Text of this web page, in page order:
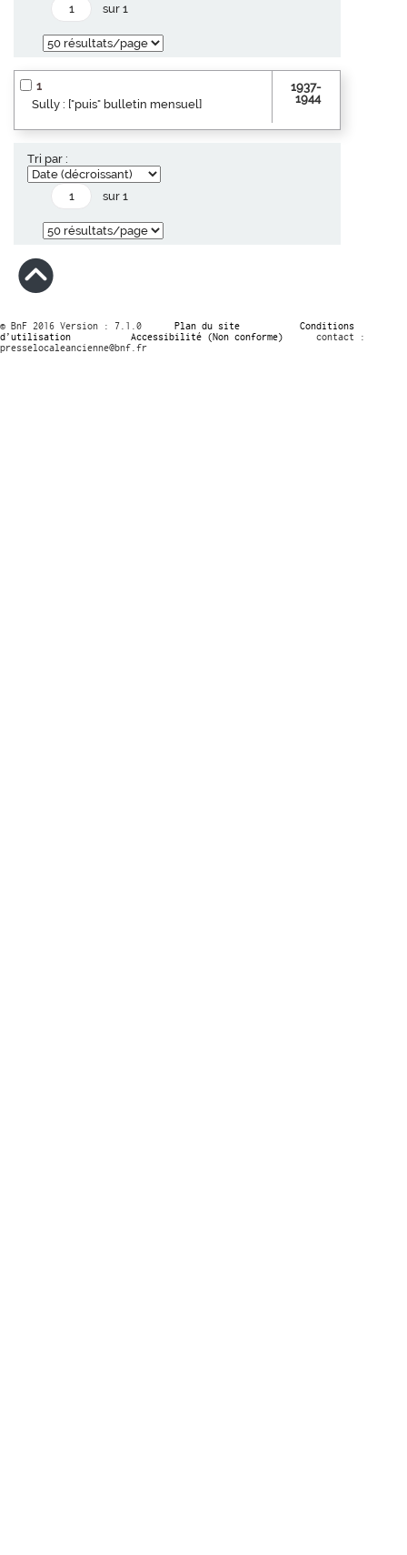
sur 1
1
Sully : ["puis" bulletin mensuel]
1937-
1944
Tri par :
sur 1
© BnF 2016 Version : 7.1.0 Plan du site
Conditions
d’utilisation
Accessibilité (Non conforme)
contact :
presselocaleancienne@bnf.fr